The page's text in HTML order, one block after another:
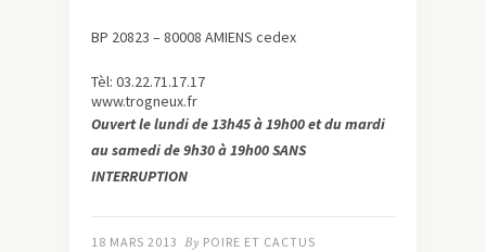
BP 20823 – 80008 AMIENS cedex
Tèl: 03.22.71.17.17
www.trogneux.fr
Ouvert le lundi de 13h45 à 19h00 et du mardi
au samedi de 9h30 à 19h00 SANS
INTERRUPTION
18 MARS 2013 By POIRE ET CACTUS